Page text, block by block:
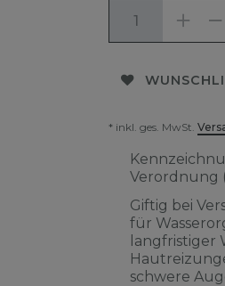
* inkl. ges. MwSt.
Verordnung
Giftig bei
für
langfristiger
schwere